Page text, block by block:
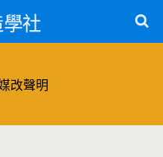
社
改聲明